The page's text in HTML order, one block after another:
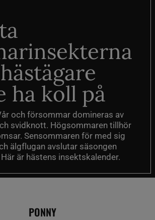
ha koll på
och försommar domineras av
svidknott. Högsommaren tillhör
Sensommaren för med sig
älgflugan avslutar säsongen
är hästens insektskalender.
PONNY